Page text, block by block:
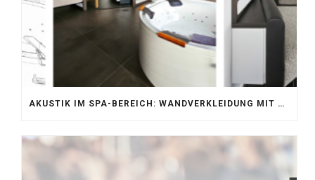
AKUSTIK IM SPA-BEREICH: WANDVERKLEIDUNG MIT SILENTPROTECT CORE